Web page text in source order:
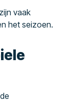
vaak
het seizoen.